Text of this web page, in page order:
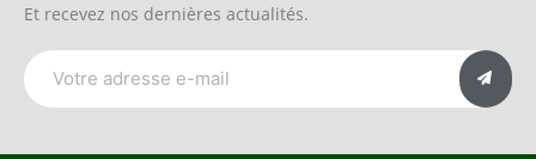
Et recevez nos dernières actualités.